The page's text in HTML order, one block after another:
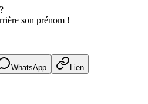
?
son prénom !
WhatsApp Lien